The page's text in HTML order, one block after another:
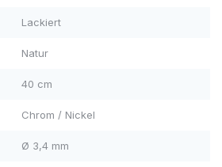
Lackiert
Natur
40 cm
Chrom / Nickel
Ø 3,4 mm